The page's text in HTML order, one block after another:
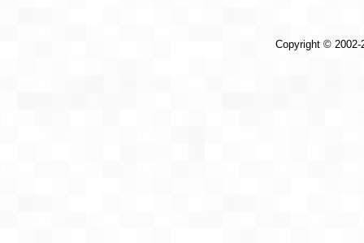
Copyright ©